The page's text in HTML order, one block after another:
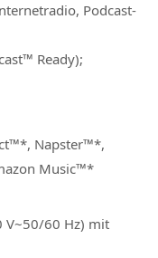
Podcast-
Ready);
Napster™*,
Music™*
V~50/60 Hz) mit